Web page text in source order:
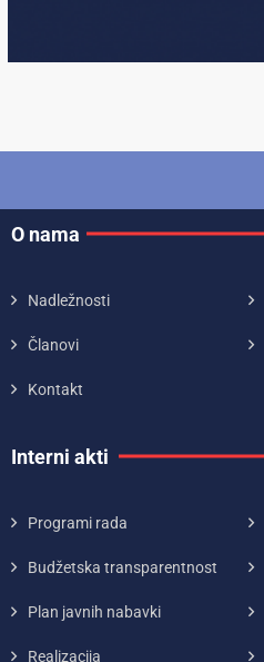
O nama
Nadležnosti
Članovi
Kontakt
Interni akti
Programi rada
Budžetska transparentnost
Plan javnih nabavki
Realizacija